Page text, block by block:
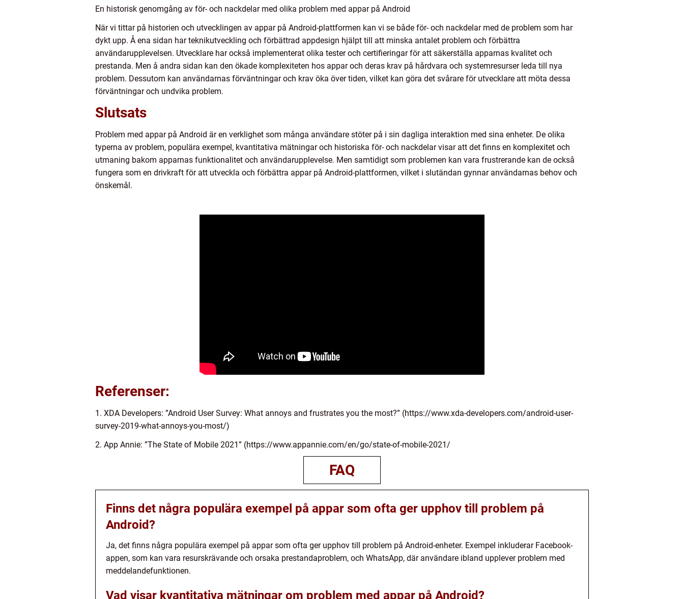
En historisk genomgång av för- och nackdelar med olika problem med appar på Android
När vi tittar på historien och utvecklingen av appar på Android-plattformen kan vi se både för- och nackdelar med de problem som har
dykt upp. Å ena sidan har teknikutveckling och förbättrad appdesign hjälpt till att minska antalet problem och förbättra
användarupplevelsen. Utvecklare har också implementerat olika tester och certifieringar för att säkerställa apparnas kvalitet och
prestanda. Men å andra sidan kan den ökade komplexiteten hos appar och deras krav på hårdvara och systemresurser leda till nya
problem. Dessutom kan användarnas förväntningar och krav öka över tiden, vilket kan göra det svårare för utvecklare att möta dessa
förväntningar och undvika problem.
Slutsats
Problem med appar på Android är en verklighet som många användare stöter på i sin dagliga interaktion med sina enheter. De olika
typerna av problem, populära exempel, kvantitativa mätningar och historiska för- och nackdelar visar att det finns en komplexitet och
utmaning bakom apparnas funktionalitet och användarupplevelse. Men samtidigt som problemen kan vara frustrerande kan de också
fungera som en drivkraft för att utveckla och förbättra appar på Android-plattformen, vilket i slutändan gynnar användarnas behov och
önskemål.
Referenser:
1. XDA Developers: ”Android User Survey: What annoys and frustrates you the most?” (https://www.xda-developers.com/android-user-
survey-2019-what-annoys-you-most/)
2. App Annie: ”The State of Mobile 2021” (https://www.appannie.com/en/go/state-of-mobile-2021/
FAQ
Finns det några populära exempel på appar som ofta ger upphov till problem på
Android?
Ja, det finns några populära exempel på appar som ofta ger upphov till problem på Android-enheter. Exempel inkluderar Facebook-
appen, som kan vara resurskrävande och orsaka prestandaproblem, och WhatsApp, där användare ibland upplever problem med
meddelandefunktionen.
Vad visar kvantitativa mätningar om problem med appar på Android?